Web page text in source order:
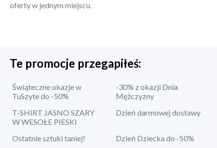
oferty w jednym miejscu.
Te promocje przegapiłeś:
Świąteczne okazje w
TuSzyte do -50%
-30% z okazji Dnia
Mężczyzny
T-SHIRT JASNO SZARY
W WESOŁE PIESKI
Dzień darmowej dostawy
Ostatnie sztuki taniej!
Dzień Dziecka do -50%